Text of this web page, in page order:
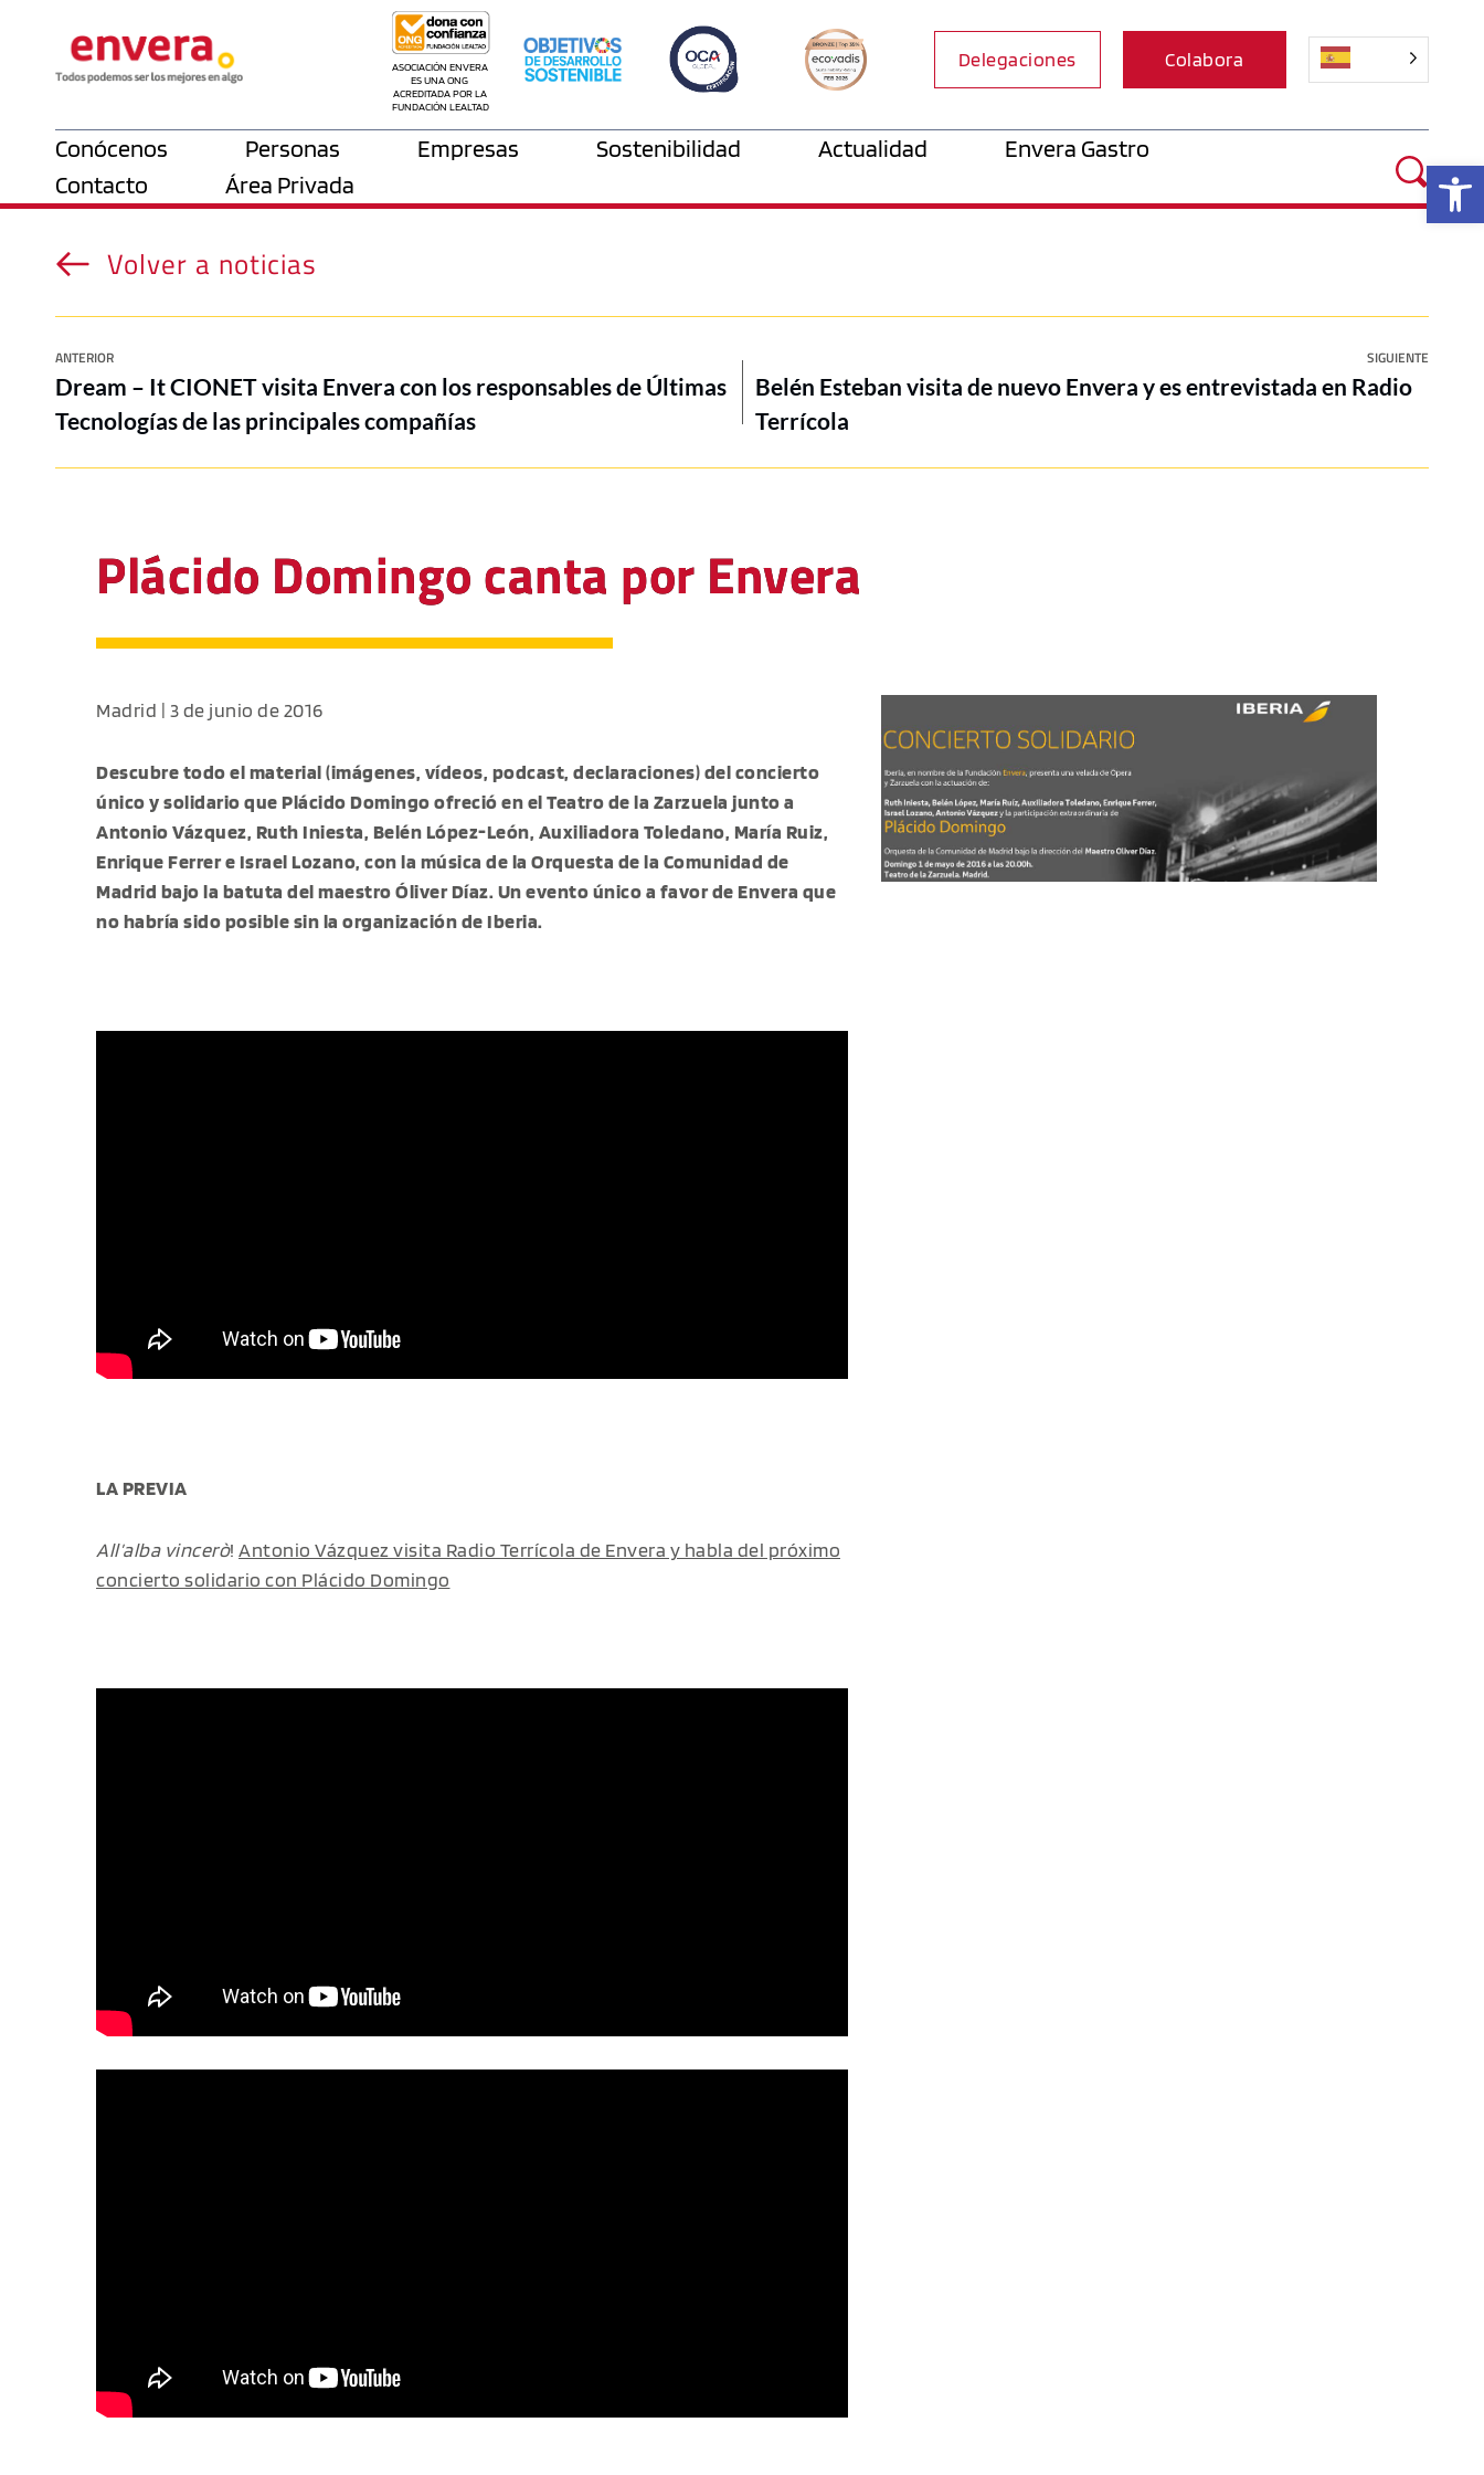
ASOCIACIÓN ENVERA
ES UNA ONG
ACREDITADA POR LA
FUNDACIÓN LEALTAD
Delegaciones Colabora
Conócenos Personas Empresas Sostenibilidad Actualidad
Envera Gastro
Contacto
Área Privada
Volver a noticias
ANTERIOR SIGUIENTE
Dream – It CIONET visita Envera con los responsables de Últimas
Tecnologías de las principales compañías
Belén Esteban visita de nuevo Envera y es entrevistada en Radio
Terrícola
Plácido Domingo canta por Envera
Madrid | 3 de junio de 2016
Descubre todo el material (imágenes, vídeos, podcast, declaraciones) del concierto
único y solidario que Plácido Domingo ofreció en el Teatro de la Zarzuela junto a
Antonio Vázquez, Ruth Iniesta, Belén López-León, Auxiliadora Toledano, María Ruiz,
Enrique Ferrer e Israel Lozano, con la música de la Orquesta de la Comunidad de
Madrid bajo la batuta del maestro Óliver Díaz. Un evento único a favor de Envera que
no habría sido posible sin la organización de Iberia.
LA PREVIA
All’alba vincerò! Antonio Vázquez visita Radio Terrícola de Envera y habla del próximo
concierto solidario con Plácido Domingo